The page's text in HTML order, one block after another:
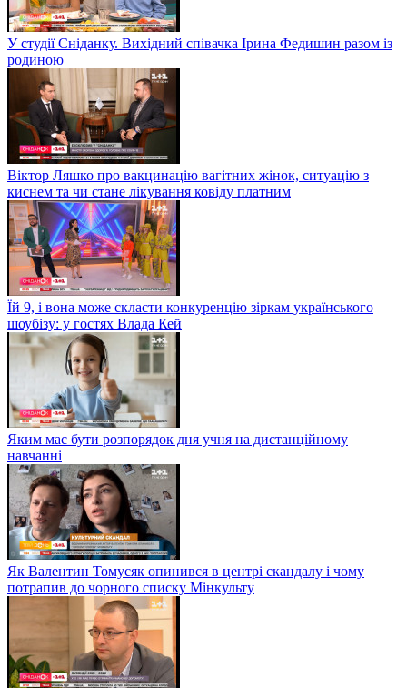
У студії Сніданку. Вихідний співачка Ірина Федишин разом із
родиною
Віктор Ляшко про вакцинацію вагітних жінок, ситуацію з
киснем та чи стане лікування ковіду платним
Їй 9, і вона може скласти конкуренцію зіркам українського
шоубізу: у гостях Влада Кей
Яким має бути розпорядок дня учня на дистанційному
навчанні
Як Валентин Томусяк опинився в центрі скандалу і чому
потрапив до чорного списку Мінкульту